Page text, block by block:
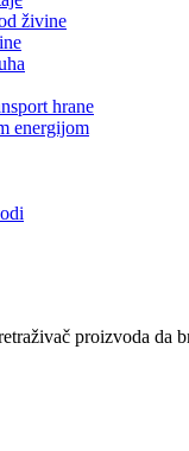
živine
hrane
energijom
proizvoda da